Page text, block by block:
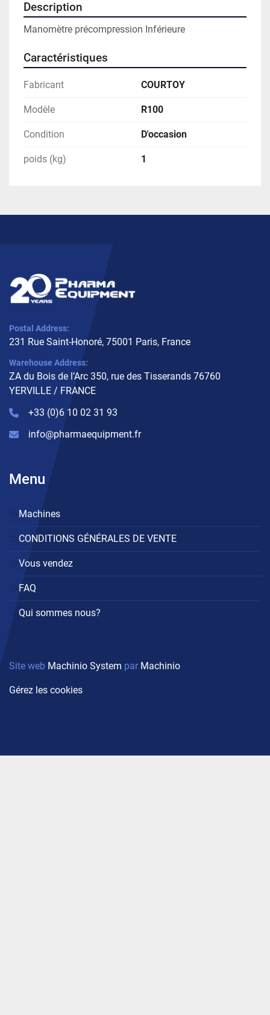
Description
Manomètre précompression Inférieure
Caractéristiques
Fabricant COURTOY
Modèle R100
Condition D'occasion
poids (kg) 1
Postal Address:
231 Rue Saint-Honoré, 75001 Paris, France
Warehouse Address:
ZA du Bois de l’Arc 350, rue des Tisserands 76760
YERVILLE / FRANCE
+33 (0)6 10 02 31 93
info@pharmaequipment.fr
Menu
Machines
CONDITIONS GÉNÉRALES DE VENTE
Vous vendez
FAQ
Qui sommes nous?
Site web Machinio System par Machinio
Gérez les cookies